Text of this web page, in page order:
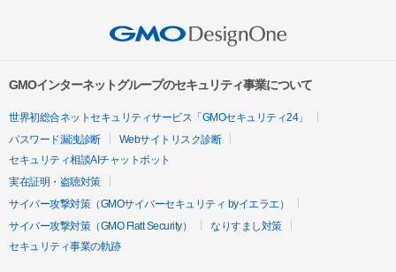
GMOインターネットグループのセキュリティ事業について
世界初総合ネットセキュリティサービス「GMOセキュリティ24」
パスワード漏洩診断
Webサイトリスク診断
セキュリティ相談AIチャットボット
実在証明・盗聴対策
サイバー攻撃対策（GMOサイバーセキュリティ byイエラエ）
サイバー攻撃対策（GMO Flatt Security）
なりすまし対策
セキュリティ事業の軌跡